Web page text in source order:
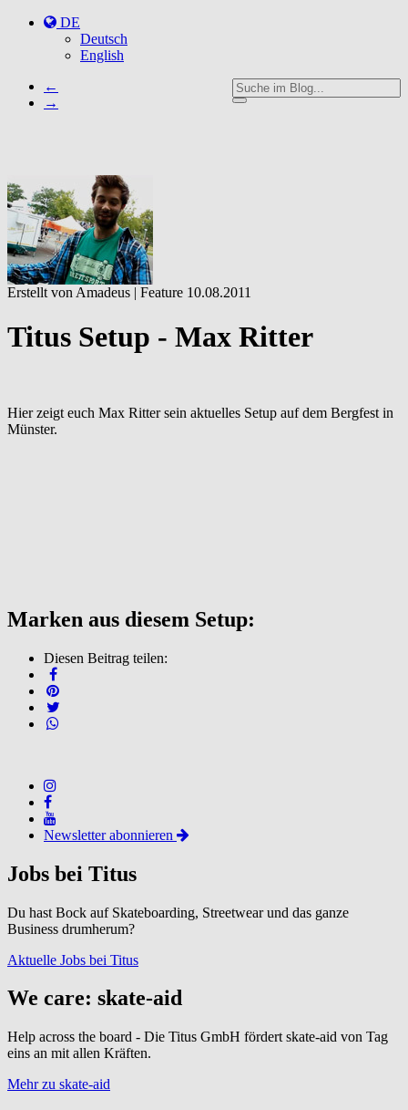
DE
Deutsch
English
←
→
Erstellt von Amadeus | Feature 10.08.2011
Titus Setup - Max Ritter
Hier zeigt euch Max Ritter sein aktuelles Setup auf dem Bergfest in
Münster.
Marken aus diesem Setup:
Diesen Beitrag teilen:
Newsletter abonnieren
Jobs bei Titus
Du hast Bock auf Skateboarding, Streetwear und das ganze
Business drumherum?
Aktuelle Jobs bei Titus
We care: skate-aid
Help across the board - Die Titus GmbH fördert skate-aid von Tag
eins an mit allen Kräften.
Mehr zu skate-aid